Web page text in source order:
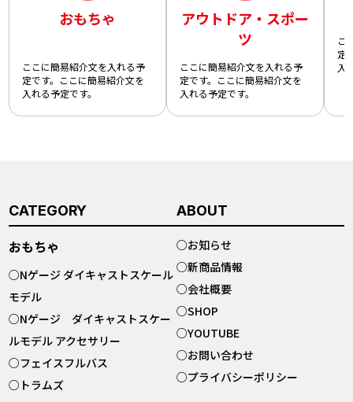
おもちゃ
ここに簡易紹介文を入れる予
定です。ここに簡易紹介文を
入れる予定です。
アウトドア・スポー
ツ
ここに簡易紹介文を入れる予
定です。ここに簡易紹介文を
入れる予定です。
こ
定
入
CATEGORY
おもちゃ
○Nゲージ ダイキャストスケール
モデル
○Nゲージ ダイキャストスケー
ルモデル アクセサリー
○フェイスフルバス
○ トラムズ
ABOUT
○お知らせ
○新商品情報
○会社概要
○SHOP
○YOUTUBE
○お問い合わせ
○プライバシーポリシー